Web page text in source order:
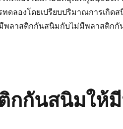
ทดลองโดยเปรียบปริมาณการเกิ
พลาสติกกันสนิมกับไม่มีพลาสติกกั
กกันสนิมให้